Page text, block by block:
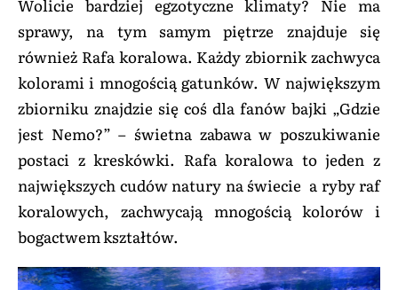
Wolicie bardziej egzotyczne klimaty? Nie ma
sprawy, na tym samym piętrze znajduje się
również Rafa koralowa. Każdy zbiornik zachwyca
kolorami i mnogością gatunków. W największym
zbiorniku znajdzie się coś dla fanów bajki „Gdzie
jest Nemo?” – świetna zabawa w poszukiwanie
postaci z kreskówki. Rafa koralowa to jeden z
największych cudów natury na świecie a ryby raf
koralowych, zachwycają mnogością kolorów i
bogactwem kształtów.